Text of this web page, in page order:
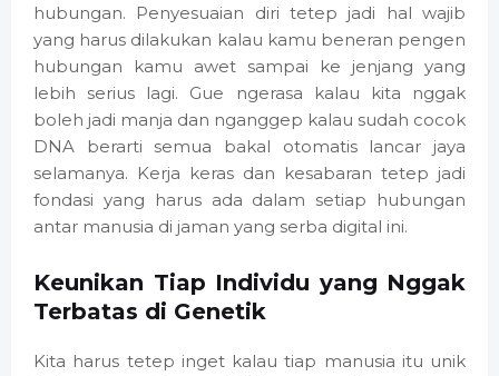
hubungan. Penyesuaian diri tetep jadi hal wajib
yang harus dilakukan kalau kamu beneran pengen
hubungan kamu awet sampai ke jenjang yang
lebih serius lagi. Gue ngerasa kalau kita nggak
boleh jadi manja dan nganggep kalau sudah cocok
DNA berarti semua bakal otomatis lancar jaya
selamanya. Kerja keras dan kesabaran tetep jadi
fondasi yang harus ada dalam setiap hubungan
antar manusia di jaman yang serba digital ini.
Keunikan Tiap Individu yang Nggak
Terbatas di Genetik
Kita harus tetep inget kalau tiap manusia itu unik